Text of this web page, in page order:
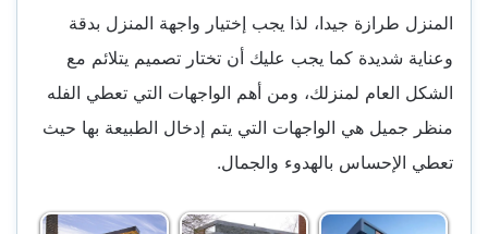
المنزل طرازة جيدا، لذا يجب إختيار واجهة المنزل بدقة
وعناية شديدة كما يجب عليك أن تختار تصميم يتلائم مع
الشكل العام لمنزلك، ومن أهم الواجهات التي تعطي الفله
منظر جميل هي الواجهات التي يتم إدخال الطبيعة بها حيث
تعطي الإحساس بالهدوء والجمال.